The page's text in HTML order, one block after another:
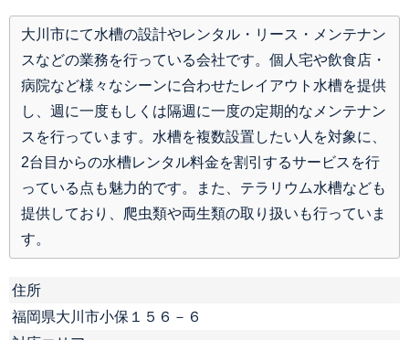
大川市にて水槽の設計やレンタル・リース・メンテナン
スなどの業務を行っている会社です。個人宅や飲食店・
病院など様々なシーンに合わせたレイアウト水槽を提供
し、週に一度もしくは隔週に一度の定期的なメンテナン
スを行っています。水槽を複数設置したい人を対象に、
2台目からの水槽レンタル料金を割引するサービスを行
っている点も魅力的です。また、テラリウム水槽なども
提供しており、爬虫類や両生類の取り扱いも行っていま
す。
住所
福岡県大川市小保１５６－６